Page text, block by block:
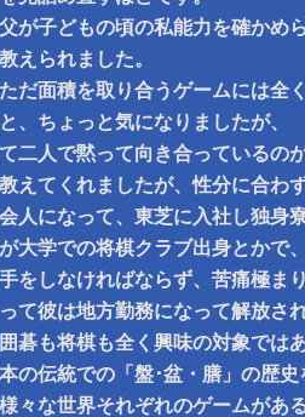
が子どもの頃の私能力を確かめ
えられました。
だ面積を取り合うゲームには全
、ちょっと気になりましたが、
二人で黙って向き合っているの
えてくれましたが、性分に合わ
人になって、東芝に入社し独身
大学での将棋クラブ出身とかで
をしなければならず、苦痛極ま
て彼は地方勤務になって解放さ
碁も将棋も全く興味の対象では
の伝統での「盤･盆・膳」の歴
々な世界それぞれのゲームがあ